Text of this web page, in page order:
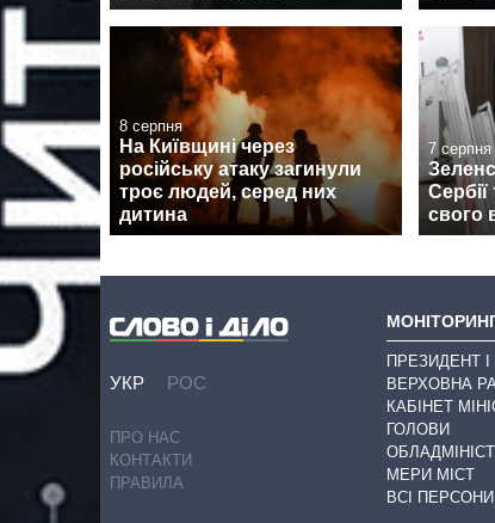
8 серпня
На Київщині через
російську атаку загинули
троє людей, серед них
дитина
7 серпня
свого
УКР РОС
ПРО НАС
КОНТАКТИ
ПРАВИЛА
ПРЕЗИДЕНТ І
ВЕРХОВНА
КАБІНЕТ
ГОЛОВИ
МЕРИ МІСТ
ВСІ ПЕРСОНИ